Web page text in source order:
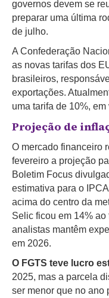
governos devem se
preparar uma última
de julho.
A Confederação
as novas tarifas dos
brasileiros,
exportações.
uma tarifa de 10%,
Projeção de
O mercado financeiro
fevereiro a projeção
Boletim Focus
estimativa para o
acima do centro da
Selic ficou em 14%
analistas mantêm
em 2026.
O FGTS teve lucro
2025, mas a parcela
ser menor que no ano